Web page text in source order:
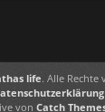
life. Alle Rechte
von Catch